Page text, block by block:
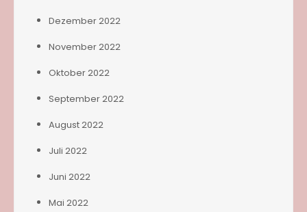
Dezember 2022
November 2022
Oktober 2022
September 2022
August 2022
Juli 2022
Juni 2022
Mai 2022